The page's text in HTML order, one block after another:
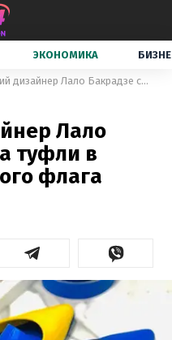
ЭКОНОМИКА
Грузинский дизайнер Лало Бакрадзе создала туфли в цветах украинского флага
Лало
туфли в
флага